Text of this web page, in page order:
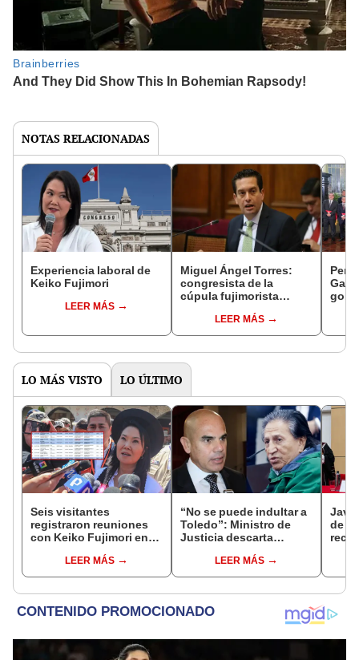
NOTAS RELACIONADAS
Experiencia laboral de
Keiko Fujimori
LEER MÁS
Miguel Ángel Torres:
congresista de la
cúpula fujimorista
del SenadoLEER MÁS
LO MÁS VISTO LO ÚLTIMO
Seis visitantes
registraron reuniones
con Keiko Fujimori en
presidenta se
encontraba en Junín
LEER MÁS
“No se puede indultar a
Toledo”: Ministro de
Justicia descarta
exmandatario
LEER MÁS
de